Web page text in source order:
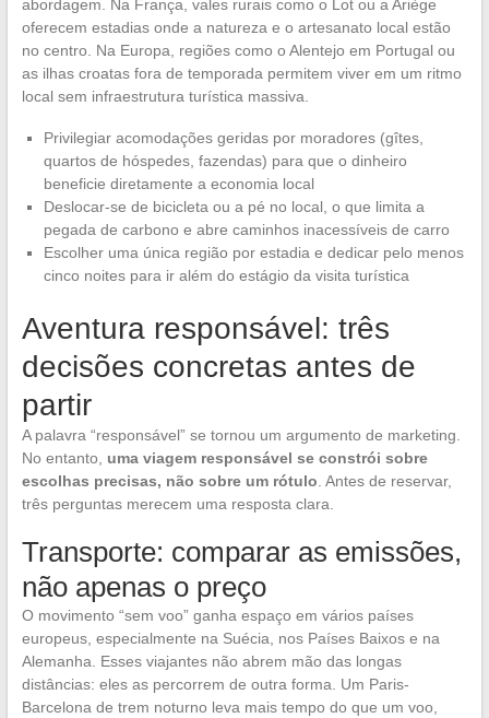
abordagem. Na França, vales rurais como o Lot ou a Ariège
oferecem estadias onde a natureza e o artesanato local estão
no centro. Na Europa, regiões como o Alentejo em Portugal ou
as ilhas croatas fora de temporada permitem viver em um ritmo
local sem infraestrutura turística massiva.
Privilegiar acomodações geridas por moradores (gîtes,
quartos de hóspedes, fazendas) para que o dinheiro
beneficie diretamente a economia local
Deslocar-se de bicicleta ou a pé no local, o que limita a
pegada de carbono e abre caminhos inacessíveis de carro
Escolher uma única região por estadia e dedicar pelo menos
cinco noites para ir além do estágio da visita turística
Aventura responsável: três
decisões concretas antes de
partir
A palavra “responsável” se tornou um argumento de marketing.
No entanto, uma viagem responsável se constrói sobre
escolhas precisas, não sobre um rótulo . Antes de reservar,
três perguntas merecem uma resposta clara.
Transporte: comparar as emissões,
não apenas o preço
O movimento “sem voo” ganha espaço em vários países
europeus, especialmente na Suécia, nos Países Baixos e na
Alemanha. Esses viajantes não abrem mão das longas
distâncias: eles as percorrem de outra forma. Um Paris-
Barcelona de trem noturno leva mais tempo do que um voo,